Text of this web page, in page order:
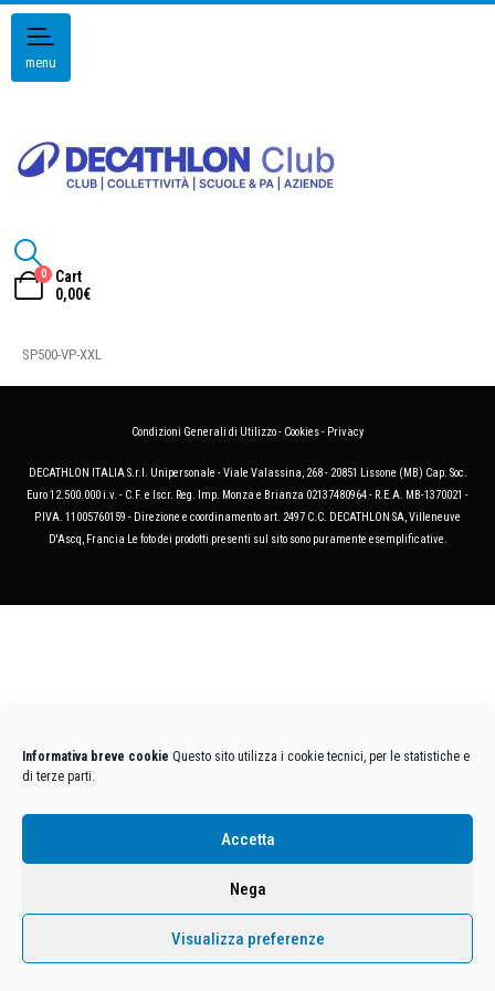
Informativa breve cookie Questo sito utilizza i cookie tecnici, per le statistiche e
di terze parti.
Accetta
Nega
Visualizza preferenze
menu
0
Cart
0,00€
SP500-VP-XXL
Condizioni Generali di Utilizzo- Cookies- Privacy
DECATHLON ITALIA S.r.l. Unipersonale - Viale Valassina, 268 - 20851 Lissone (MB) Cap. Soc.
Euro 12.500.000 i.v. - C.F. e Iscr. Reg. Imp. Monza e Brianza 02137480964 - R.E.A. MB-1370021 -
P.IVA. 11005760159 - Direzione e coordinamento art. 2497 C.C. DECATHLON SA, Villeneuve
D'Ascq, Francia Le foto dei prodotti presenti sul sito sono puramente esemplificative.